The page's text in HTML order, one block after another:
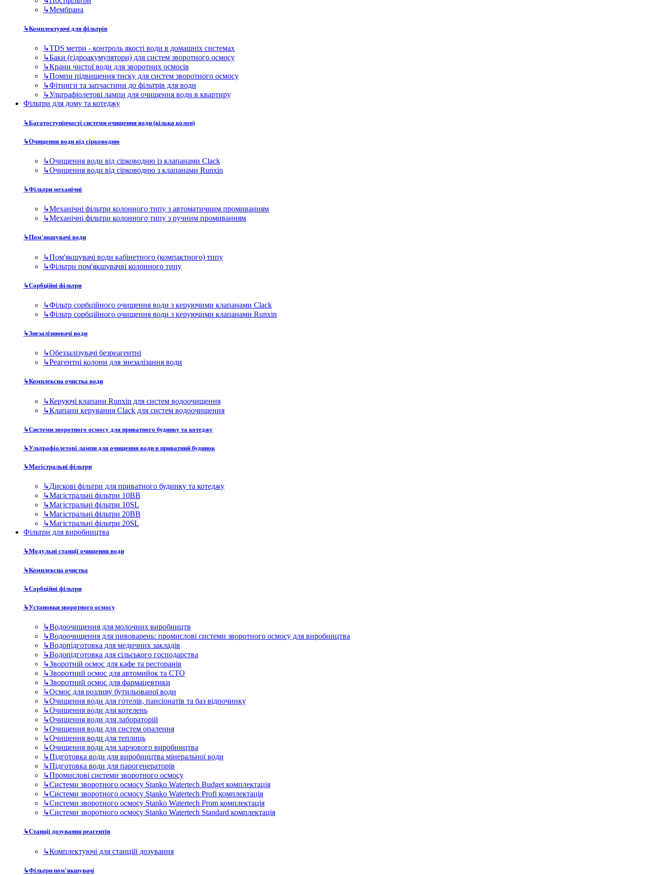
↳Мембрана
↳Комплектуючі для фільтрів
↳TDS метри - контроль якості води в домашніх системах
↳Баки (гідроакумулятори) для систем зворотного осмосу
↳Крани чистої води для зворотних осмосів
↳Помпи підвищення тиску для систем зворотного осмосу
↳Фітинги та запчастини до фільтрів для води
↳Ультрафіолетові лампи для очищення води в квартиру
Фільтри для дому та котеджу
↳Багатоступінчасті системи очищення води (кілька колон)
↳Очищення води від сірководню
↳Очищення води від сірководню із клапанами Clack
↳Очищення води від сірководню з клапанами Runxin
↳Фільтри механічні
↳Механічні фільтри колонного типу з автоматичним промиванням
↳Механічні фільтри колонного типу з ручним промиванням
↳Пом'якшувачі води
↳Пом'якшувачі води кабінетного (компактного) типу
↳Фільтри пом'якшувачві колонного типу
↳Сорбційні фільтри
↳Фільтр сорбційного очищення води з керуючими клапанами Clack
↳Фільтр сорбційного очищення води з керуючими клапанами Runxin
↳Знезалізнювачі води
↳Обеззалізувачі безреагентні
↳Реагентні колони для знезалізання води
↳Комплексна очистка води
↳Керуючі клапани Runxin для систем водоочищення
↳Клапани керування Clack для систем водоочищення
↳Системи зворотного осмосу для приватного будинку та котеджу
↳Ультрафіолетові лампи для очищення води в приватний будинок
↳Магістральні фільтри
↳Дискові фільтри для приватного будинку та котеджу
↳Магістральні фільтри 10BB
↳Магістральні фільтри 10SL
↳Магістральні фільтри 20BB
↳Магістральні фільтри 20SL
Фільтри для виробництва
↳Модульні станції очищення води
↳Комплексна очистка
↳Сорбційні фільтри
↳Установки зворотного осмосу
↳Водоочищення для молочних виробництв
↳Водоочищення для пивоварень: промислові системи зворотного осмосу для виробництва
↳Водопідготовка для медичних закладів
↳Водопідготовка для сільського господарства
↳Зворотній осмос для кафе та ресторанів
↳Зворотний осмос для автомийок та СТО
↳Зворотний осмос для фармацевтики
↳Осмос для розливу бутильованої води
↳Очищення води для готелів, пансіонатів та баз відпочинку
↳Очищення води для котелень
↳Очищення води для лабораторій
↳Очищення води для систем опалення
↳Очищення води для теплиць
↳Очищення води для харчового виробництва
↳Підготовка води для виробництва мінеральної води
↳Підготовка води для парогенераторів
↳Промислові системи зворотного осмосу
↳Системи зворотного осмосу Stanko Watertech Budget комплектація
↳Системи зворотного осмосу Stanko Watertech Profi комплектація
↳Системи зворотного осмосу Stanko Watertech Prom комплектація
↳Системи зворотного осмосу Stanko Watertech Standard комплектація
↳Станції дозування реагентів
↳Комплектуючі для станцій дозування
↳Фільтри пом'якшувачі